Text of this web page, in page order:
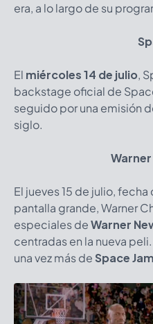
era, a lo largo de su
El miércoles 14 de julio,
backstage oficial de
seguido por una emisión
siglo.
El jueves 15 de julio,
pantalla grande, Warner
especiales deWarner
centradas en la nueva
una vez más de Space